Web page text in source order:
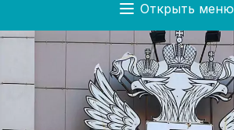
Открыть меню